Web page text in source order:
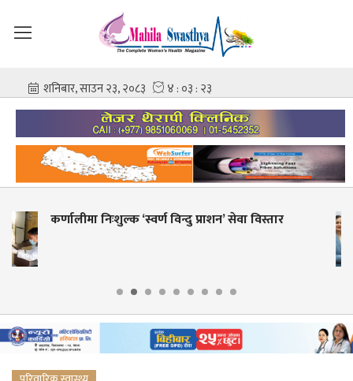
सेवा विस्तार
शहीद गंगालाल राष्ट्रिय हृदय केन्द्रको